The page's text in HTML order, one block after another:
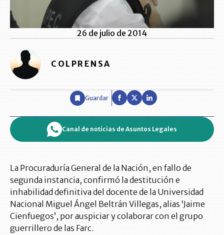
26 de julio de 2014
COLPRENSA
Guardar
Canal de noticias de Asuntos Legales
La Procuraduría General de la Nación, en fallo de
segunda instancia, confirmó la destitución e
inhabilidad definitiva del docente de la Universidad
Nacional Miguel Ángel Beltrán Villegas, alias ‘Jaime
Cienfuegos’, por auspiciar y colaborar con el grupo
guerrillero de las Farc.